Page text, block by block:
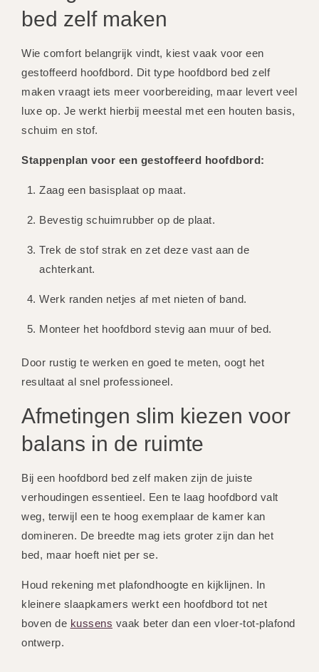
bed zelf maken
Wie comfort belangrijk vindt, kiest vaak voor een
gestoffeerd hoofdbord. Dit type hoofdbord bed zelf
maken vraagt iets meer voorbereiding, maar levert veel
luxe op. Je werkt hierbij meestal met een houten basis,
schuim en stof.
Stappenplan voor een gestoffeerd hoofdbord:
Zaag een basisplaat op maat.
Bevestig schuimrubber op de plaat.
Trek de stof strak en zet deze vast aan de
achterkant.
Werk randen netjes af met nieten of band.
Monteer het hoofdbord stevig aan muur of bed.
Door rustig te werken en goed te meten, oogt het
resultaat al snel professioneel.
Afmetingen slim kiezen voor
balans in de ruimte
Bij een hoofdbord bed zelf maken zijn de juiste
verhoudingen essentieel. Een te laag hoofdbord valt
weg, terwijl een te hoog exemplaar de kamer kan
domineren. De breedte mag iets groter zijn dan het
bed, maar hoeft niet per se.
Houd rekening met plafondhoogte en kijklijnen. In
kleinere slaapkamers werkt een hoofdbord tot net
boven de kussens vaak beter dan een vloer-tot-plafond
ontwerp.